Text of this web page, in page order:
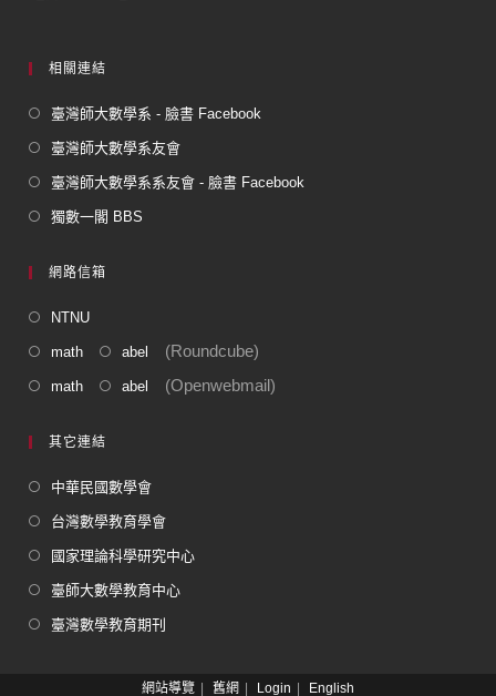
相關連結
臺灣師大數學系 - 臉書 Facebook
臺灣師大數學系友會
臺灣師大數學系系友會 - 臉書 Facebook
獨數一閣 BBS
網路信箱
NTNU
math abel (Roundcube)
math abel (Openwebmail)
其它連結
中華民國數學會
台灣數學教育學會
國家理論科學研究中心
臺師大數學教育中心
臺灣數學教育期刊
網站導覽 舊網 Login English